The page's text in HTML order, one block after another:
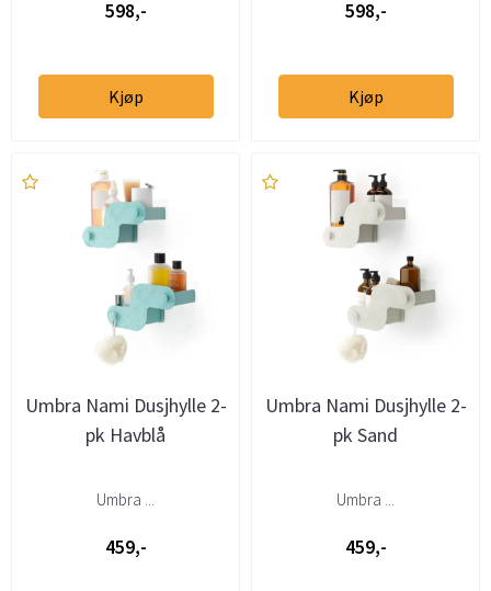
598,-
Kjøp
598,-
Kjøp
Umbra Nami Dusjhylle 2-
pk Havblå
Umbra ...
459,-
Umbra Nami Dusjhylle 2-
pk Sand
Umbra ...
459,-